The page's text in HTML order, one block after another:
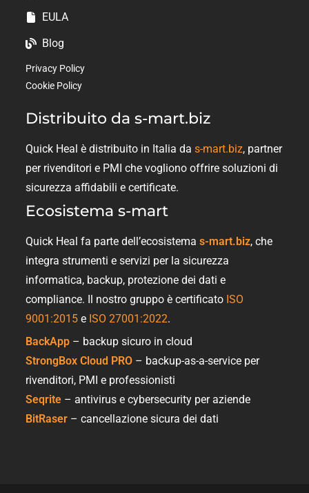
EULA
Blog
Privacy Policy
Cookie Policy
Distribuito da s-mart.biz
Quick Heal è distribuito in Italia das-mart.biz, partner
per rivenditori e PMI che vogliono offrire soluzioni di
sicurezza affidabili e certificate.
Ecosistema s-mart
Quick Heal fa parte dell’ecosistemas-mart.biz, che
integra strumenti e servizi per la sicurezza
informatica, backup, protezione dei dati e
compliance. Il nostro gruppo è certificato ISO
9001:2015 e ISO 27001:2022.
BackApp – backup sicuro in cloud
StrongBox Cloud PRO – backup-as-a-service per
rivenditori, PMI e professionisti
Seqrite – antivirus e cybersecurity per aziende
BitRaser – cancellazione sicura dei dati